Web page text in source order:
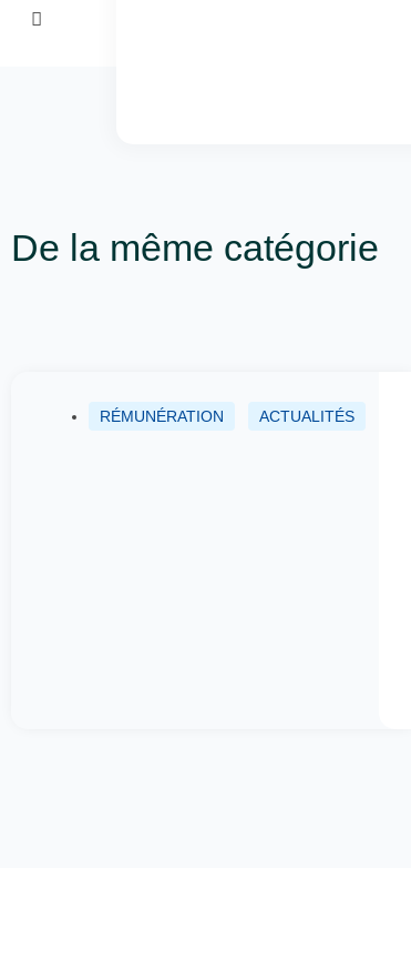
De la même catégorie
RÉMUNÉRATION ACTUALITÉS